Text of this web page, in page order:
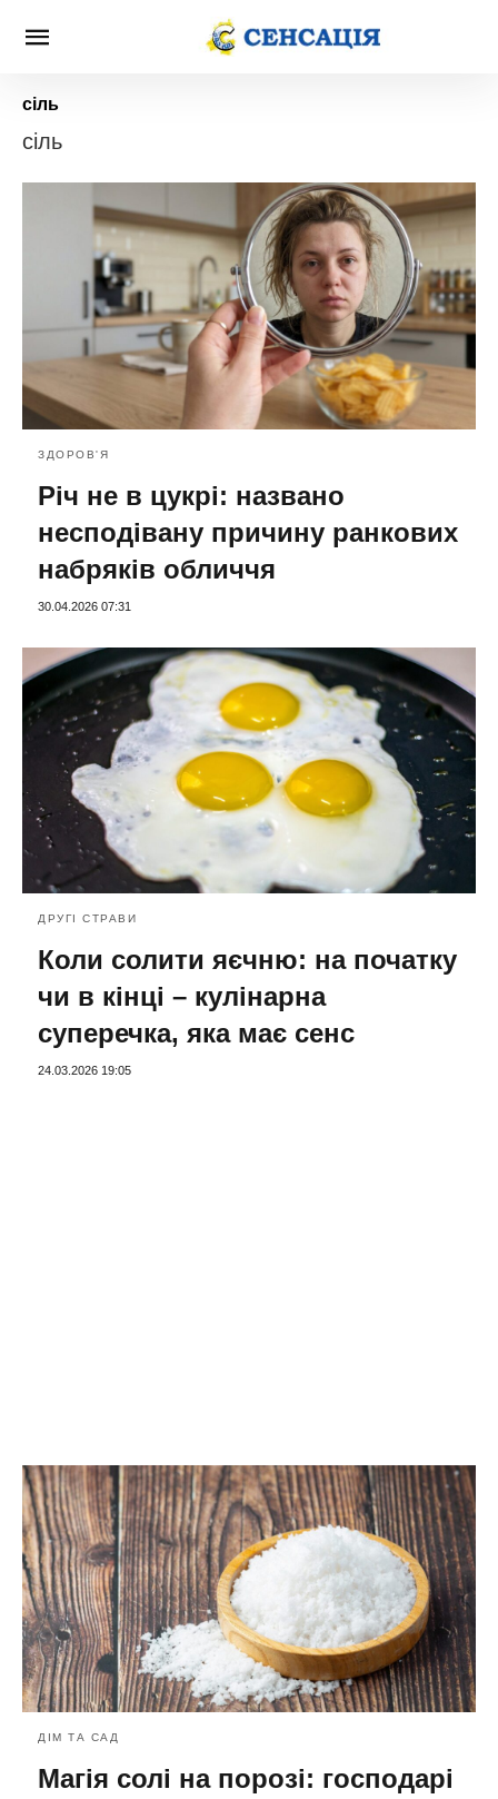
сіль
сіль
ЗДОРОВ'Я
Річ не в цукрі: названо
несподівану причину ранкових
набряків обличчя
30.04.2026 07:31
ДРУГІ СТРАВИ
Коли солити яєчню: на початку
чи в кінці – кулінарна
суперечка, яка має сенс
24.03.2026 19:05
ДІМ ТА САД
Магія солі на порозі: господарі